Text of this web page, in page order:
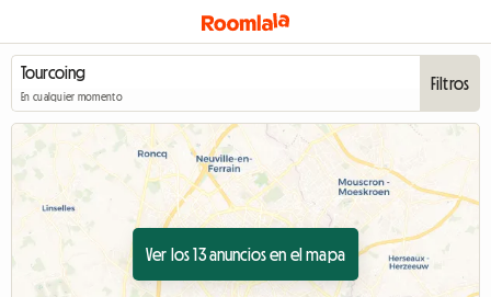
En cualquier momento
Filtros
Ver los 13 anuncios en el mapa